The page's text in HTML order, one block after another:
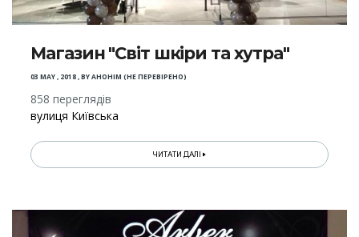
Магазин "Світ шкіри та хутра"
03 MAY , 2018,BYАНОНІМ (НЕ ПЕРЕВІРЕНО)
858 переглядів
вулиця Київська
ЧИТАТИ ДАЛІ